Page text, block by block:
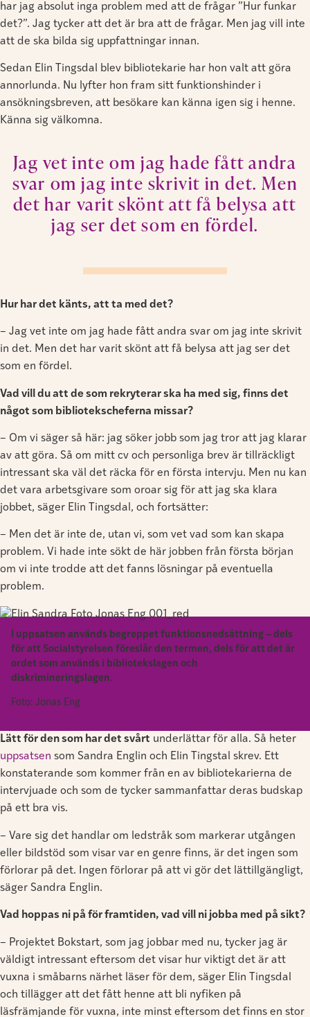
har jag absolut inga problem med att de frågar ”Hur funkar
det?”. Jag tycker att det är bra att de frågar. Men jag vill inte
att de ska bilda sig uppfattningar innan.
Sedan Elin Tingsdal blev bibliotekarie har hon valt att göra
annorlunda. Nu lyfter hon fram sitt funktionshinder i
ansökningsbreven, att besökare kan känna igen sig i henne.
Känna sig välkomna.
Jag vet inte om jag hade fått andra
svar om jag inte skrivit in det. Men
det har varit skönt att få belysa att
jag ser det som en fördel.
Hur har det känts, att ta med det?
– Jag vet inte om jag hade fått andra svar om jag inte skrivit
in det. Men det har varit skönt att få belysa att jag ser det
som en fördel.
Vad vill du att de som rekryterar ska ha med sig, finns det
något som bibliotekscheferna missar?
– Om vi säger så här: jag söker jobb som jag tror att jag klarar
av att göra. Så om mitt cv och personliga brev är tillräckligt
intressant ska väl det räcka för en första intervju. Men nu kan
det vara arbetsgivare som oroar sig för att jag ska klara
jobbet, säger Elin Tingsdal, och fortsätter:
– Men det är inte de, utan vi, som vet vad som kan skapa
problem. Vi hade inte sökt de här jobben från första början
om vi inte trodde att det fanns lösningar på eventuella
problem.
I uppsatsen används begreppet funktionsnedsättning – dels
för att Socialstyrelsen föreslår den termen, dels för att det är
ordet som används i bibliotekslagen och
diskrimineringslagen.
Foto: Jonas Eng
Lätt för den som har det svårt underlättar för alla. Så heter
uppsatsen som Sandra Englin och Elin Tingstal skrev. Ett
konstaterande som kommer från en av bibliotekarierna de
intervjuade och som de tycker sammanfattar deras budskap
på ett bra vis.
– Vare sig det handlar om ledstråk som markerar utgången
eller bildstöd som visar var en genre finns, är det ingen som
förlorar på det. Ingen förlorar på att vi gör det lättillgängligt,
säger Sandra Englin.
Vad hoppas ni på för framtiden, vad vill ni jobba med på sikt?
– Projektet Bokstart, som jag jobbar med nu, tycker jag är
väldigt intressant eftersom det visar hur viktigt det är att
vuxna i småbarns närhet läser för dem, säger Elin Tingsdal
och tillägger att det fått henne att bli nyfiken på
läsfrämjande för vuxna, inte minst eftersom det finns en stor